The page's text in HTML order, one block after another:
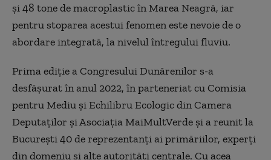
şi 48 tone de macroplastic în Marea Neagră, iar
pentru stoparea acestui fenomen este nevoie de o
abordare integrată, la nivelul întregului fluviu.
Prima ediţie a Congresului Dunărenilor s-a
desfăşurat în anul 2022, în parteneriat cu Comisia
pentru Mediu şi Echilibru Ecologic din Camera
Deputaţilor şi Asociaţia MaiMultVerde şi a reunit la
Bucureşti 40 de reprezentanţi ai primăriilor, experţi
din domeniu şi alte autorităţi centrale. Cu acea